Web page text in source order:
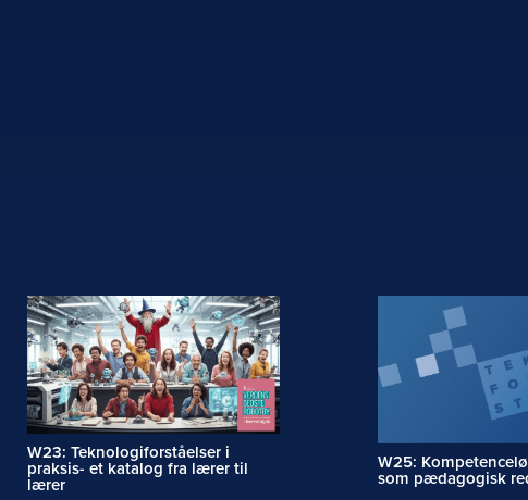
W23: Teknologiforståelser i
praksis- et katalog fra lærer til
lærer
W25:
som pædagogisk